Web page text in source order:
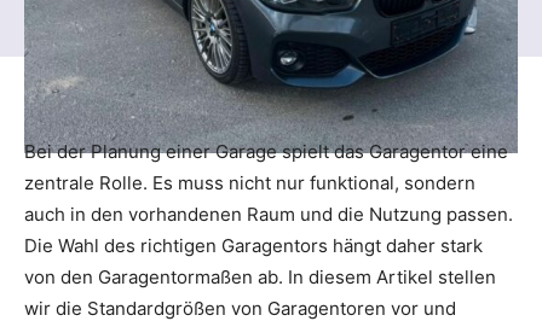
Bei der Planung einer Garage spielt das Garagentor eine
zentrale Rolle. Es muss nicht nur funktional, sondern
auch in den vorhandenen Raum und die Nutzung passen.
Die Wahl des richtigen Garagentors hängt daher stark
von den Garagentormaßen ab. In diesem Artikel stellen
wir die Standardgrößen von Garagentoren vor und